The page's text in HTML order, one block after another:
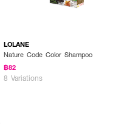
LOLANE
Nature Code Color Shampoo
฿82
8 Variations